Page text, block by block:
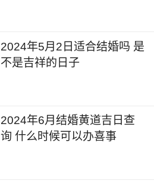
2024年5月2日适合结婚吗 是
不是吉祥的日子
2024年6月结婚黄道吉日查
询 什么时候可以办喜事